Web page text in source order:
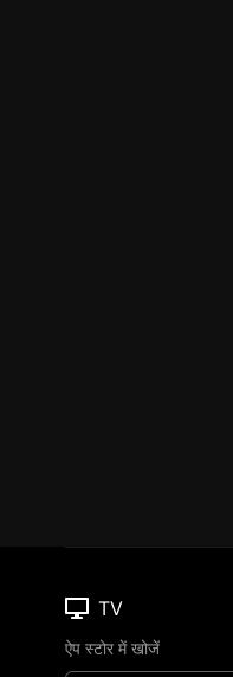
TV
ऐप स्टोर में खोजें